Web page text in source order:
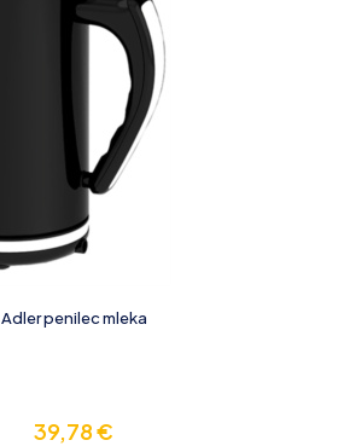
Adler penilec mleka
39,78€